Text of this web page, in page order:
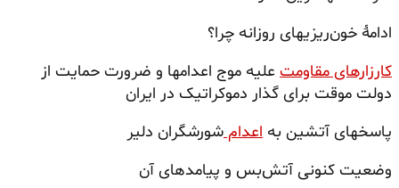
ادامهٔ خون‌ریزیهای روزانه چرا؟
کارزارهای مقاومت علیه موج اعدامها و ضرورت حمایت از
دولت موقت برای گذار دموکراتیک در ایران
پاسخهای آتشین به اعدامشورشگران دلیر
وضعیت کنونی آتش‌بس و پیامدهای آن